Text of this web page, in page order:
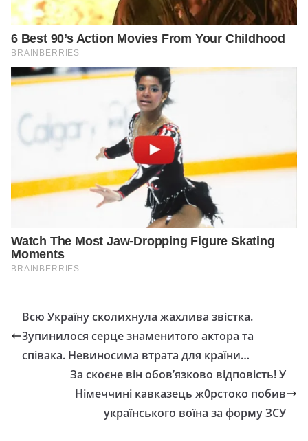
Всю Україну сколихнула жахлива звістка.
3упинилося серце знаменитого актора та
співака. Невиносима втрата для країни…
За скоєне він обов’язково відповість! У
Німеччині кавказець ж0рстоко побив
українського воїна за форму ЗСУ